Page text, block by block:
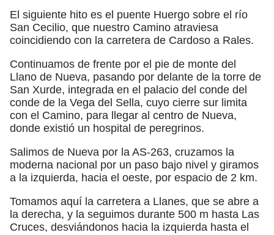
El siguiente hito es el puente Huergo sobre el río
San Cecilio, que nuestro Camino atraviesa
coincidiendo con la carretera de Cardoso a Rales.
Continuamos de frente por el pie de monte del
Llano de Nueva, pasando por delante de la torre de
San Xurde, integrada en el palacio del conde del
conde de la Vega del Sella, cuyo cierre sur limita
con el Camino, para llegar al centro de Nueva,
donde existió un hospital de peregrinos.
Salimos de Nueva por la AS-263, cruzamos la
moderna nacional por un paso bajo nivel y giramos
a la izquierda, hacia el oeste, por espacio de 2 km.
Tomamos aquí la carretera a Llanes, que se abre a
la derecha, y la seguimos durante 500 m hasta Las
Cruces, desviándonos hacia la izquierda hasta el